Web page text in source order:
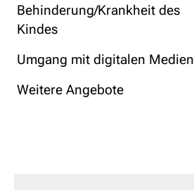
Behinderung/Krankheit des
Kindes
Umgang mit digitalen Medien
Weitere Angebote